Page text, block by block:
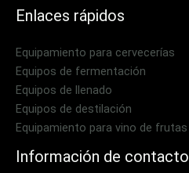
Enlaces rápidos
Equipamiento para cervecerías
Equipos de fermentación
Equipos de llenado
Equipos de destilación
Equipamiento para vino de frutas
Información de contacto